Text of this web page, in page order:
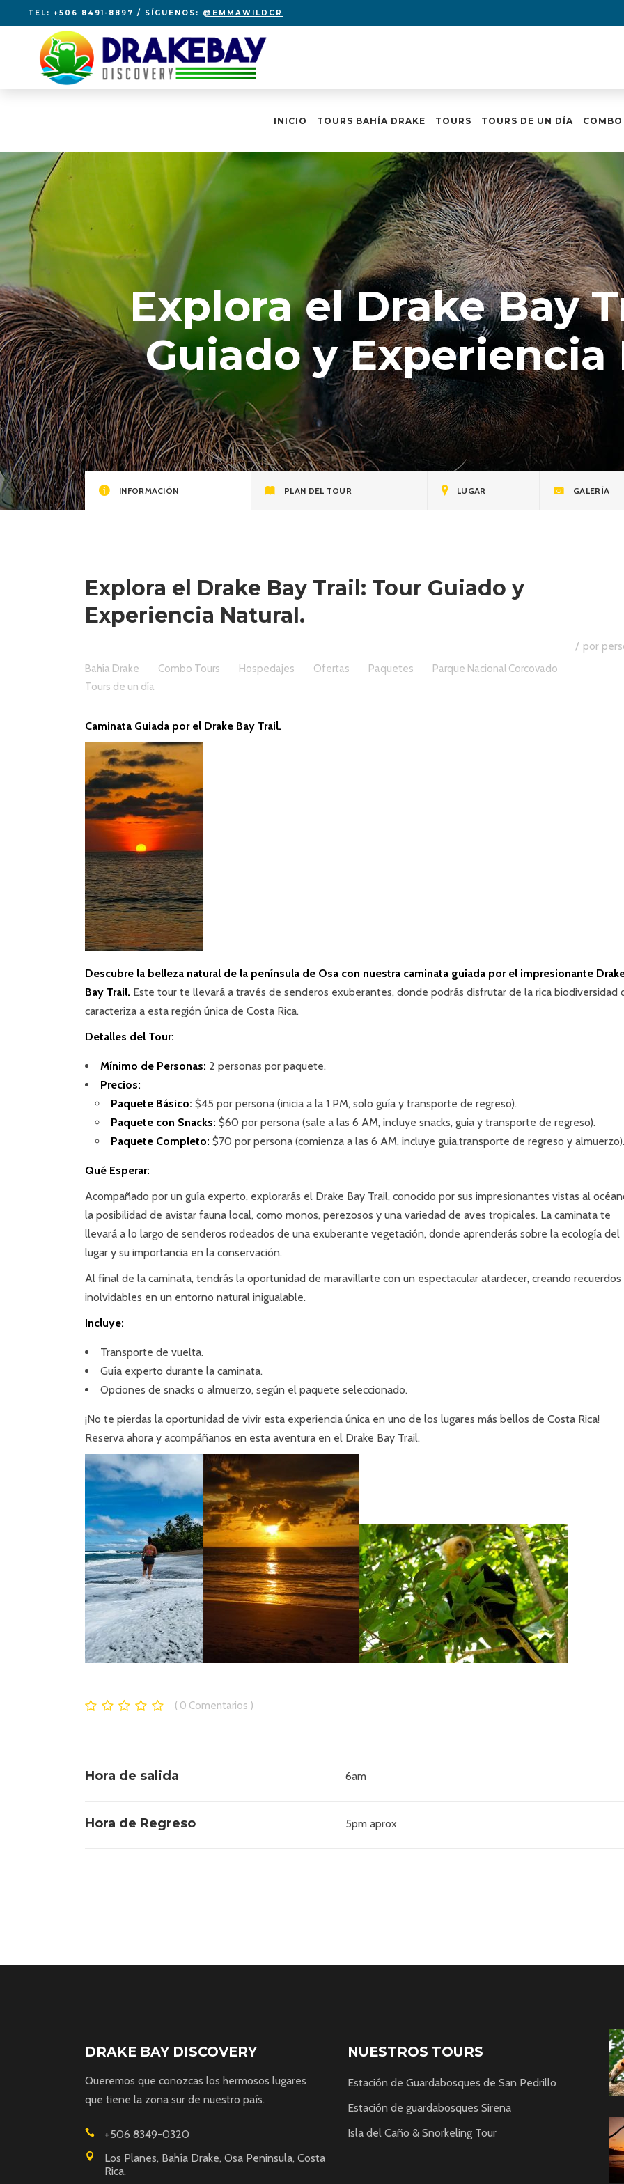
TEL: +506 8491-8897 / SÍGUENOS: @EMMAWILDCR
INICIO TOURS BAHÍA DRAKE TOURS TOURS DE UN DÍA
Explora el Drake Bay
Guiado y Experiencia
INFORMACIÓN PLAN DEL TOUR LUGAR GALERÍA
Explora el Drake Bay Trail: Tour Guiado y
Experiencia Natural.
por
Bahía Drake Combo Tours Hospedajes Ofertas Paquetes
Parque Nacional Corcovado
Tours de un día
Caminata Guiada por el Drake Bay Trail.
Descubre la belleza natural de la península de Osa con nuestra caminata guiada por el impresionante
Bay Trail. Este tour te llevará a través de senderos exuberantes, donde podrás disfrutar de la rica biodiversidad
caracteriza a esta región única de Costa Rica.
Detalles del Tour:
Mínimo de Personas: 2 personas por paquete.
Precios:
Paquete Básico: $45 por persona (inicia a la 1 PM, solo guía y transporte de regreso).
Paquete con Snacks: $60 por persona (sale a las 6 AM, incluye snacks, guia y transporte de regreso).
Paquete Completo: $70 por persona (comienza a las 6 AM, incluye guia,transporte de regreso y almuerzo).
Qué Esperar:
Acompañado por un guía experto, explorarás el Drake Bay Trail, conocido por sus impresionantes vistas al
la posibilidad de avistar fauna local, como monos, perezosos y una variedad de aves tropicales. La caminata te
llevará a lo largo de senderos rodeados de una exuberante vegetación, donde aprenderás sobre la ecología del
lugar y su importancia en la conservación.
Al final de la caminata, tendrás la oportunidad de maravillarte con un espectacular atardecer, creando recuerdos
inolvidables en un entorno natural inigualable.
Incluye:
Transporte de vuelta.
Guía experto durante la caminata.
Opciones de snacks o almuerzo, según el paquete seleccionado.
¡No te pierdas la oportunidad de vivir esta experiencia única en uno de los lugares más bellos de Costa Rica!
Reserva ahora y acompáñanos en esta aventura en el Drake Bay Trail.
0 Comentarios
Hora de salida 6am
Hora de Regreso 5pm aprox
DRAKE BAY DISCOVERY
Queremos que conozcas los hermosos lugares
que tiene la zona sur de nuestro país.
+506 8349-0320
Los Planes, Bahía Drake, Osa Peninsula, Costa
Rica.
NUESTROS TOURS
Estación de Guardabosques de San Pedrillo
Estación de guardabosques Sirena
Isla del Caño & Snorkeling Tour